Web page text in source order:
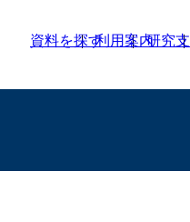
資料を探す利用案内研究